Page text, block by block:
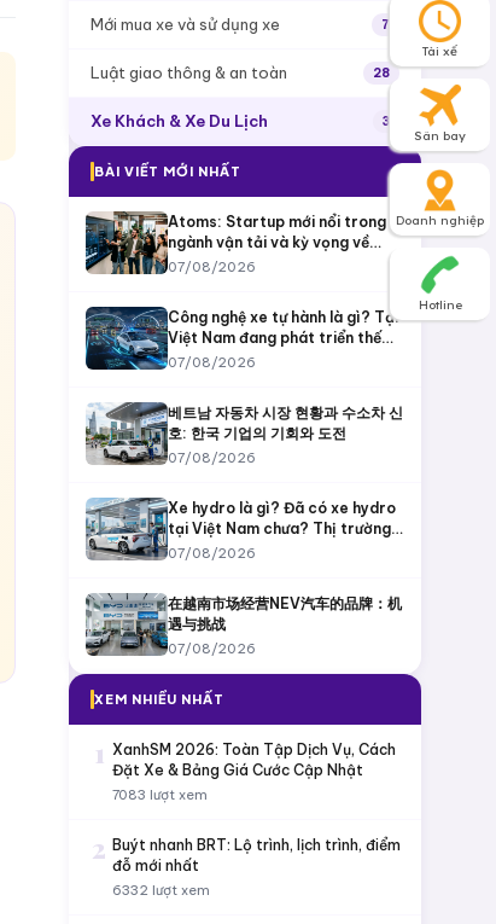
Mới mua xe và sử dụng xe 7
Luật giao thông & an toàn 28
Xe Khách & Xe Du Lịch 3
BÀI VIẾT MỚI NHẤT
Atoms: Startup mới nổi trong
ngành vận tải và kỳ vọng về
tương lai di chuyển
07/08/2026
Công nghệ xe tự hành là gì? Tại
Việt Nam đang phát triển thế
nào và VinFast đã làm được gì?
07/08/2026
베트남 자동차 시장 현황과 수소차 신
호: 한국 기업의 기회와 도전
07/08/2026
Xe hydro là gì? Đã có xe hydro
tại Việt Nam chưa? Thị trường
còn bỏ ngỏ?
07/08/2026
在越南市场经营NEV汽车的品牌：机
遇与挑战
07/08/2026
XEM NHIỀU NHẤT
1 XanhSM 2026: Toàn Tập Dịch Vụ, Cách
Đặt Xe & Bảng Giá Cước Cập Nhật
7083 lượt xem
2 Buýt nhanh BRT: Lộ trình, lịch trình, điểm
đỗ mới nhất
6332 lượt xem
Tài xế
Sân bay
Doanh nghiệp
Hotline